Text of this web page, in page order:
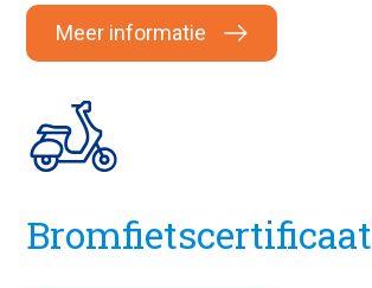
Meer informatie
Bromfietscertificaat